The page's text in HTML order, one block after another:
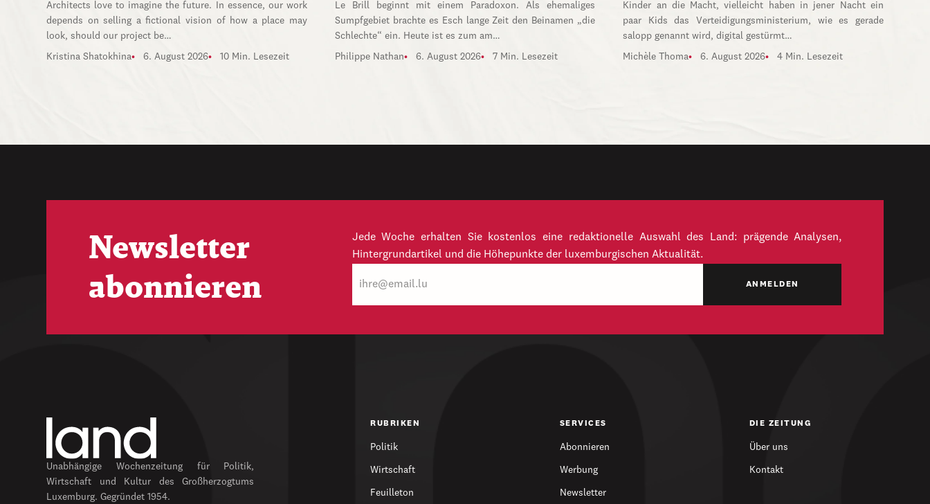
Architects love to imagine the future. In essence, our work
depends on selling a fictional vision of how a place may
look, should our project be…
Kristina Shatokhina 6. August 2026 10 Min. Lesezeit
Le Brill beginnt mit einem Paradoxon. Als ehemaliges
Sumpfgebiet brachte es Esch lange Zeit den Beinamen „die
Schlechte“ ein. Heute ist es zum am…
Philippe Nathan 6. August 2026 7 Min. Lesezeit
Kinder an die Macht, vielleicht haben in jener Nacht ein
paar Kids das Verteidigungsministerium, wie es gerade
salopp genannt wird, digital gestürmt…
Michèle Thoma 6. August 2026 4 Min. Lesezeit
Newsletter
abonnieren
Jede Woche erhalten Sie kostenlos eine redaktionelle Auswahl des Land: prägende Analysen,
Hintergrundartikel und die Höhepunkte der luxemburgischen Aktualität.
Mail
Unabhängige Wochenzeitung für Politik,
Wirtschaft und Kultur des Großherzogtums
Luxemburg. Gegründet 1954.
RUBRIKEN
Politik
Wirtschaft
Feuilleton
SERVICES
Abonnieren
Werbung
Newsletter
DIE ZEITUNG
Über uns
Kontakt